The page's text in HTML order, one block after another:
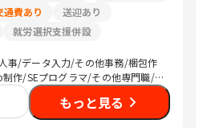
通費あり
送迎あり
就労選択支援併設
事/データ入力/その他事務/梱包作
作/SEプログラマ/その他専門職/清
もっと見る